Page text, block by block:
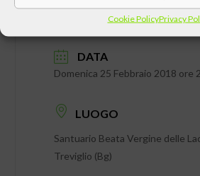
Cookie PolicyPrivacy
DATA
Domenica 25 Febbraio 2018 ore
LUOGO
Santuario Beata Vergine delle
Treviglio (Bg)